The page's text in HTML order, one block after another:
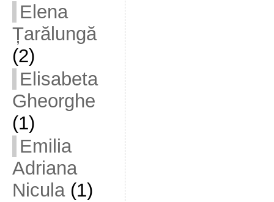
Elena
Țarălungă
(2)
Elisabeta
Gheorghe
(1)
Emilia
Adriana
Nicula(1)